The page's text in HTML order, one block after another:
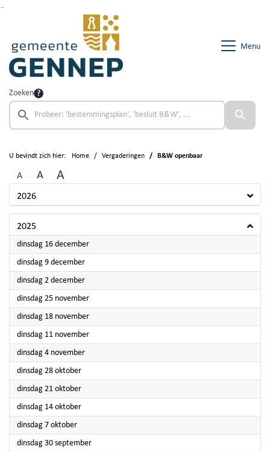
Menu
Zoeken
U bevindt zich hier: Home Vergaderingen B&W openbaar
A A A
2026
2025
dinsdag 16 december2025
dinsdag 9 december2025
dinsdag 2 december2025
dinsdag 25 november2025
dinsdag 18 november2025
dinsdag 11 november2025
dinsdag 4 november2025
dinsdag 28 oktober2025
dinsdag 21 oktober2025
dinsdag 14 oktober2025
dinsdag 7 oktober2025
dinsdag 30 september2025